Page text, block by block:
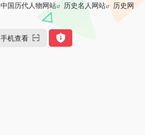
中国历代人物网站 历史名人网站
历史网
手机查看